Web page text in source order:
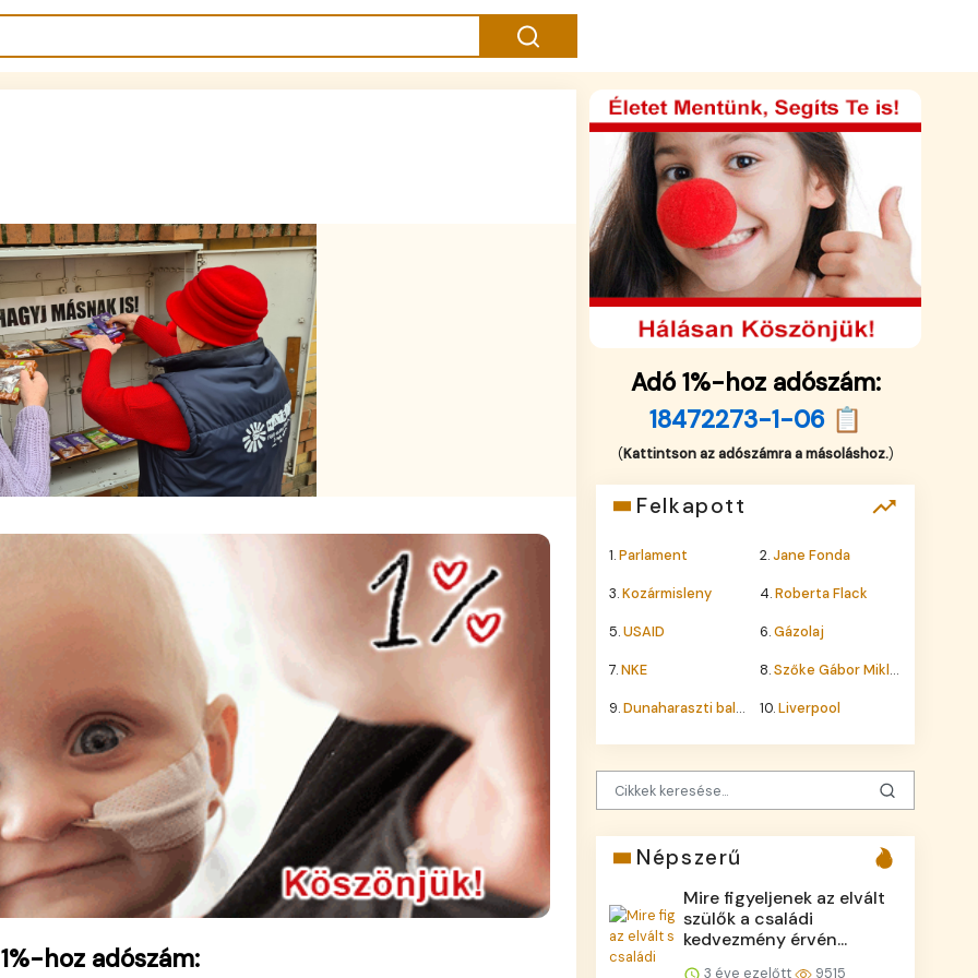
hoz adószám:
Adó 1%-hoz adószám:
18472273-1-06 📋
(Kattintson az adószámra a másoláshoz.)
Felkapott
1.Parlament 2.Jane Fonda
3.Kozármisleny 4.Roberta Flack
5.USAID 6.Gázolaj
7.NKE 8.Szőke Gábor Miklós
9.Dunaharaszti baleset 10.Liverpool
Népszerű
Mire figyeljenek az elvált
szülők a családi
kedvezmény érvén...
3 éve ezelőtt 9515